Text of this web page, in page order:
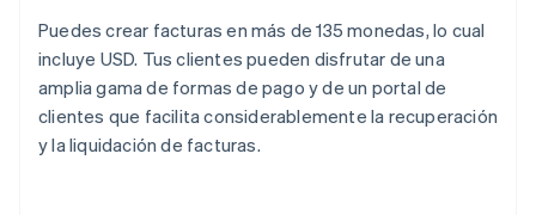
Puedes crear facturas en más de 135 monedas, lo cual
incluye USD. Tus clientes pueden disfrutar de una
amplia gama de formas de pago y de un portal de
clientes que facilita considerablemente la recuperación
y la liquidación de facturas.